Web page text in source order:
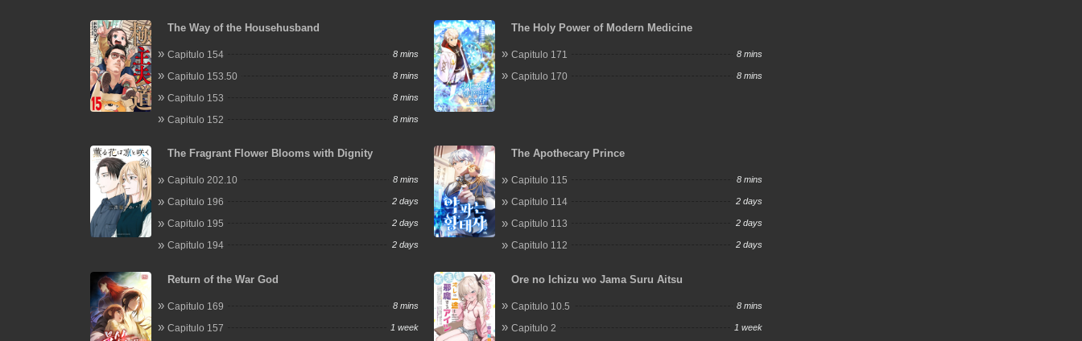
The Way of the Househusband
Capitulo 154 8 mins
Capitulo 153.50 8 mins
Capitulo 153 8 mins
Capitulo 152 8 mins
The Holy Power of Modern Medicine
Capitulo 171 8 mins
Capitulo 170 8 mins
The Fragrant Flower Blooms with Dignity
Capitulo 202.10 8 mins
Capitulo 196 2 days
Capitulo 195 2 days
Capitulo 194 2 days
The Apothecary Prince
Capitulo 115 8 mins
Capitulo 114 2 days
Capitulo 113 2 days
Capitulo 112 2 days
Return of the War God
Capitulo 169 8 mins
Capitulo 157 1 week
Ore no Ichizu wo Jama Suru Aitsu
Capitulo 10.5 8 mins
Capitulo 2 1 week